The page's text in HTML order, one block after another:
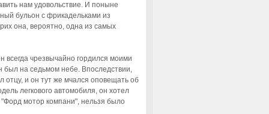
нам удовольствие. И поныне
бульон с фрикадельками из
она, вероятно, одна из самых
всегда чрезвычайно гордился моими
был на седьмом небе. Впоследствии,
отцу, и он тут же мчался оповещать об
легкового автомобиля, он хотел
"Форд мотор компани", нельзя было